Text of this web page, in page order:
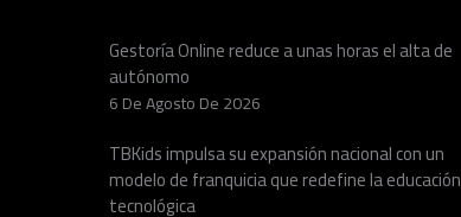
Gestoría Online reduce a unas horas el alta de
autónomo
6 De Agosto De 2026
TBKids impulsa su expansión nacional con un
modelo de franquicia que redefine la educación
tecnológica